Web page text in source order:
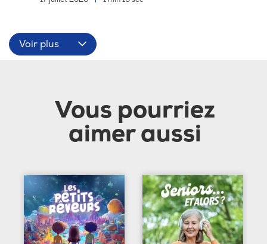
Voir plus
Vous pourriez
aimer aussi